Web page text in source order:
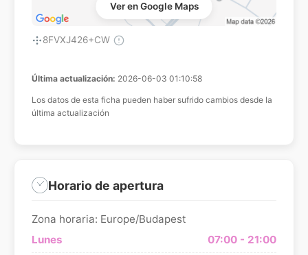
Ver en Google Maps
8FVXJ426+CW
Última actualización: 2026-06-03 01:10:58
Los datos de esta ficha pueden haber sufrido cambios desde la
última actualización
Horario de apertura
Zona horaria: Europe/Budapest
Lunes
07:00 - 21:00